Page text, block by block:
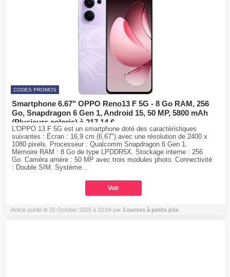
CODES PROMOS
Smartphone 6.67" OPPO Reno13 F 5G - 8 Go RAM, 256
Go, Snapdragon 6 Gen 1, Android 15, 50 MP, 5800 mAh
(Plusieurs coloris) à 217.14 €
L'OPPO 13 F 5G est un smartphone doté des caractéristiques
suivantes : Écran : 16,9 cm (6,67") avec une résolution de 2400 x
1080 pixels. Processeur : Qualcomm Snapdragon 6 Gen 1.
Mémoire RAM : 8 Go de type LPDDR5X. Stockage interne : 256
Go. Caméra arrière : 50 MP avec trois modules photo. Connectivité
: Double SIM. Système...
Voir
Article publié le 25 October 2025 à 10:04 par Courses à petits prix